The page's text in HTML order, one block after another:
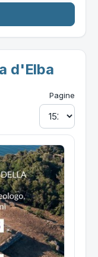
d'Elba
Pagine